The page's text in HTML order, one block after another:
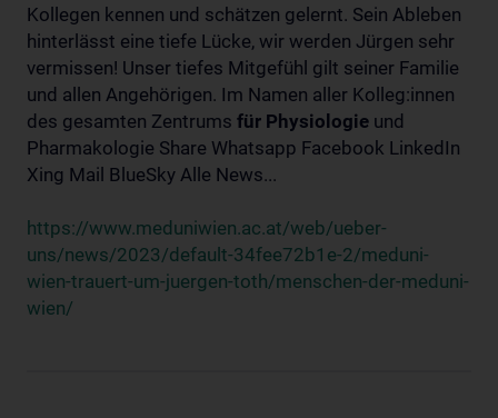
Kollegen kennen und schätzen gelernt. Sein Ableben
hinterlässt eine tiefe Lücke, wir werden Jürgen sehr
vermissen! Unser tiefes Mitgefühl gilt seiner Familie
und allen Angehörigen. Im Namen aller Kolleg:innen
des gesamten Zentrums für Physiologie und
Pharmakologie Share Whatsapp Facebook LinkedIn
Xing Mail BlueSky Alle News...
https://www.meduniwien.ac.at/web/ueber-
uns/news/2023/default-34fee72b1e-2/meduni-
wien-trauert-um-juergen-toth/menschen-der-meduni-
wien/